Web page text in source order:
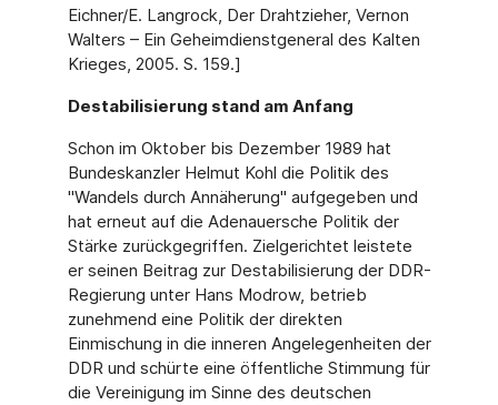
Eichner/E. Langrock, Der Drahtzieher, Vernon
Walters – Ein Geheimdienstgeneral des Kalten
Krieges, 2005. S. 159.]
Destabilisierung stand am Anfang
Schon im Oktober bis Dezember 1989 hat
Bundeskanzler Helmut Kohl die Politik des
"Wandels durch Annäherung" aufgegeben und
hat erneut auf die Adenauersche Politik der
Stärke zurückgegriffen. Zielgerichtet leistete
er seinen Beitrag zur Destabilisierung der DDR-
Regierung unter Hans Modrow, betrieb
zunehmend eine Politik der direkten
Einmischung in die inneren Angelegenheiten der
DDR und schürte eine öffentliche Stimmung für
die Vereinigung im Sinne des deutschen